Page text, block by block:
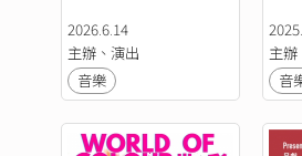
2026.6.14
主辦、演出
音樂
主辦
音